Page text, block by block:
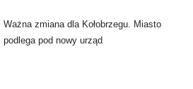
Ważna zmiana dla Kołobrzegu. Miasto
podlega pod nowy urząd